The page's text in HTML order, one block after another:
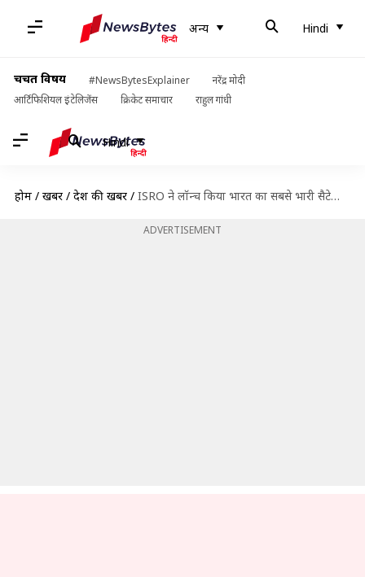
अन्य Hindi
चर्चित विषय #NewsBytesExplainer
नरेंद्र मोदी
आर्टिफिशियल इंटेलिजेंस
क्रिकेट समाचार राहुल गांधी
Hindi
होम / खबरें / देश की खबरें / ISRO ने लॉन्च किया भारत का सबसे भारी सैटेलाइट GSAT-11, हाई-स्पीड इंटरनेट में करेगा मदद
ADVERTISEMENT